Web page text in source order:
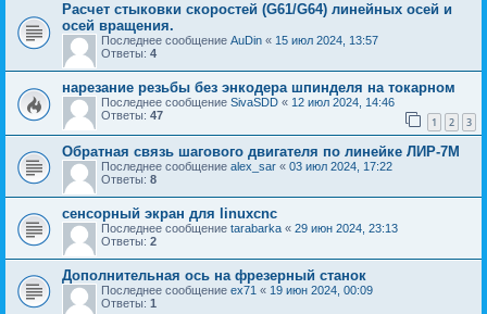
Расчет стыковки скоростей (G61/G64) линейных осей и
осей вращения.
Последнее сообщение AuDin « 15 июл 2024, 13:57
Ответы: 4
нарезание резьбы без энкодера шпинделя на токарном
Последнее сообщение SivaSDD « 12 июл 2024, 14:46
Ответы: 47 1 2 3
Обратная связь шагового двигателя по линейке ЛИР-7М
Последнее сообщение alex_sar « 03 июл 2024, 17:22
Ответы: 8
сенсорный экран для linuxcnc
Последнее сообщение tarabarka « 29 июн 2024, 23:13
Ответы: 2
Дополнительная ось на фрезерный станок
Последнее сообщение ex71 « 19 июн 2024, 00:09
Ответы: 1